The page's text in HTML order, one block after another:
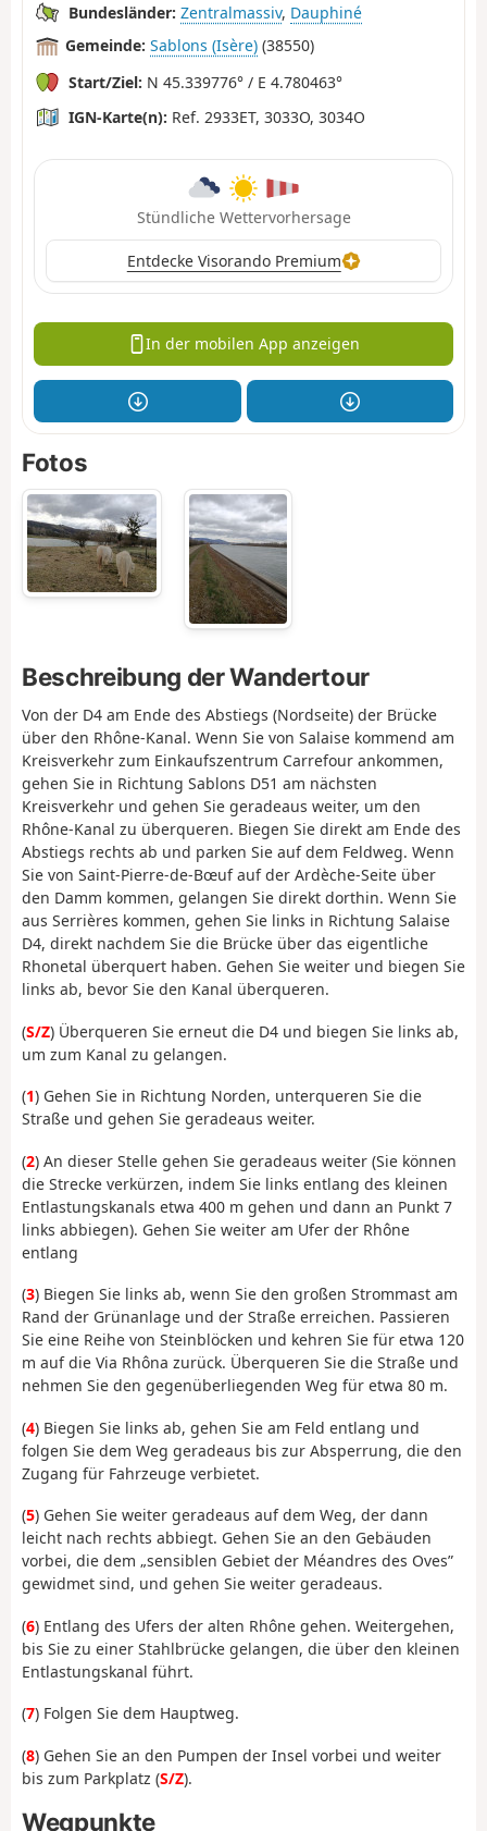
Bundesländer: Zentralmassiv, Dauphiné
Gemeinde: Sablons (Isère) (38550)
Start/Ziel: N 45.339776° / E 4.780463°
IGN-Karte(n): Ref. 2933ET, 3033O, 3034O
Stündliche Wettervorhersage
Entdecke Visorando Premium
In der mobilen App anzeigen
Fotos
Beschreibung der Wandertour
Von der D4 am Ende des Abstiegs (Nordseite) der Brücke
über den Rhône-Kanal. Wenn Sie von Salaise kommend am
Kreisverkehr zum Einkaufszentrum Carrefour ankommen,
gehen Sie in Richtung Sablons D51 am nächsten
Kreisverkehr und gehen Sie geradeaus weiter, um den
Rhône-Kanal zu überqueren. Biegen Sie direkt am Ende des
Abstiegs rechts ab und parken Sie auf dem Feldweg. Wenn
Sie von Saint-Pierre-de-Bœuf auf der Ardèche-Seite über
den Damm kommen, gelangen Sie direkt dorthin. Wenn Sie
aus Serrières kommen, gehen Sie links in Richtung Salaise
D4, direkt nachdem Sie die Brücke über das eigentliche
Rhonetal überquert haben. Gehen Sie weiter und biegen Sie
links ab, bevor Sie den Kanal überqueren.
(S/Z) Überqueren Sie erneut die D4 und biegen Sie links ab,
um zum Kanal zu gelangen.
(1) Gehen Sie in Richtung Norden, unterqueren Sie die
Straße und gehen Sie geradeaus weiter.
(2) An dieser Stelle gehen Sie geradeaus weiter (Sie können
die Strecke verkürzen, indem Sie links entlang des kleinen
Entlastungskanals etwa 400 m gehen und dann an Punkt 7
links abbiegen). Gehen Sie weiter am Ufer der Rhône
entlang
(3) Biegen Sie links ab, wenn Sie den großen Strommast am
Rand der Grünanlage und der Straße erreichen. Passieren
Sie eine Reihe von Steinblöcken und kehren Sie für etwa 120
m auf die Via Rhôna zurück. Überqueren Sie die Straße und
nehmen Sie den gegenüberliegenden Weg für etwa 80 m.
(4) Biegen Sie links ab, gehen Sie am Feld entlang und
folgen Sie dem Weg geradeaus bis zur Absperrung, die den
Zugang für Fahrzeuge verbietet.
(5) Gehen Sie weiter geradeaus auf dem Weg, der dann
leicht nach rechts abbiegt. Gehen Sie an den Gebäuden
vorbei, die dem „sensiblen Gebiet der Méandres des Oves”
gewidmet sind, und gehen Sie weiter geradeaus.
(6) Entlang des Ufers der alten Rhône gehen. Weitergehen,
bis Sie zu einer Stahlbrücke gelangen, die über den kleinen
Entlastungskanal führt.
(7) Folgen Sie dem Hauptweg.
(8) Gehen Sie an den Pumpen der Insel vorbei und weiter
bis zum Parkplatz (S/Z).
Wegpunkte